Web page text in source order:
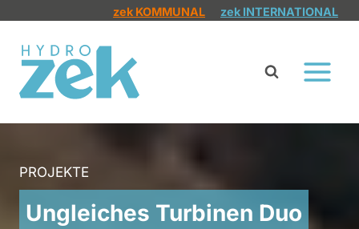
springen
zek KOMMUNAL zek INTERNATIONAL
PROJEKTE
Ungleiches Turbinen Duo